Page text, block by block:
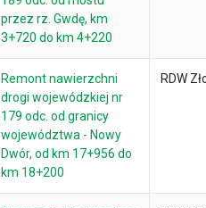
przez rz. Gwdę, km
3+720 do km 4+220
Remont nawierzchni
drogi wojewódzkiej nr
179 odc. od granicy
województwa - Nowy
Dwór, od km 17+956 do
km 18+200
RDW